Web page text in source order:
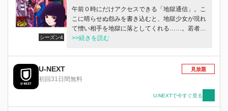
シーズン4
午前０時にだけアクセスできる「地獄通信」。こ
こに晴らせぬ怨みを書き込むと、地獄少女が現れ
て憎い相手を地獄に落としてくれる……。若者た
ちの間で広がった都市伝説のような噂だったが、
い。依頼主の怨みの感情に共鳴した時、彼女は地
獄少女として標的となった人間を地獄へと送り流
す。……だがそこには伝説には語られていない、
相手を地獄に送る代わりに、あなたの魂も死後地
獄に行く事になるわ、それでもいいの？」そし
>>続きを読む
U-NEXT
初回31日間無料
見放題
U-NEXTで今すぐ見る